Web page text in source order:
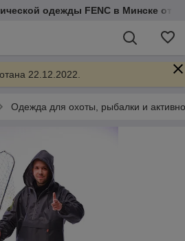
одежды FENC в Минске от
22.12.2022.
Одежда для охоты, рыбалки и